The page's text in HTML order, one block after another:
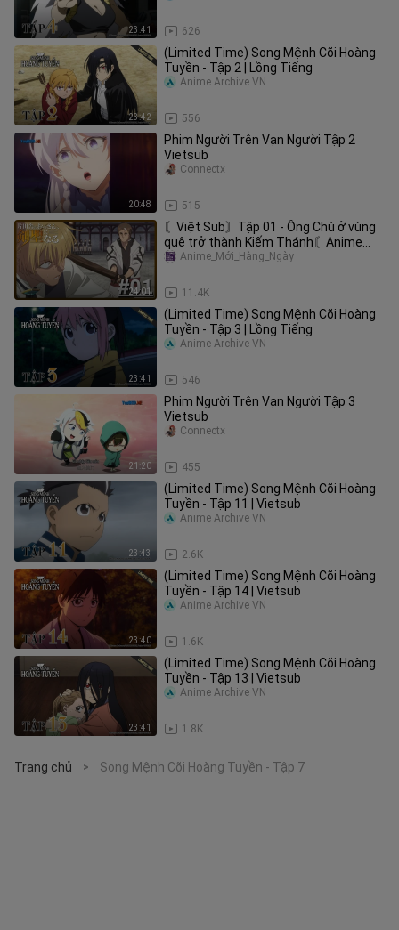
23:41 626
23:42
(Limited Time) Song Mệnh Cõi Hoàng
Tuyền - Tập 2 | Lồng Tiếng
556
Anime Archive VN
20:48
Phim Người Trên Vạn Người Tập 2
Vietsub
515
Connectx
24:01
〘Việt Sub〙Tập 01 - Ông Chú ở vùng
quê trở thành Kiếm Thánh〘Anime
Mới Hàng Ngày〙
11.4K
Anime_Mới_Hàng_Ngày
23:41
(Limited Time) Song Mệnh Cõi Hoàng
Tuyền - Tập 3 | Lồng Tiếng
546
Anime Archive VN
21:20
Phim Người Trên Vạn Người Tập 3
Vietsub
455
Connectx
23:43
(Limited Time) Song Mệnh Cõi Hoàng
Tuyền - Tập 11 | Vietsub
2.6K
Anime Archive VN
23:40
(Limited Time) Song Mệnh Cõi Hoàng
Tuyền - Tập 14 | Vietsub
1.6K
Anime Archive VN
23:41
(Limited Time) Song Mệnh Cõi Hoàng
Tuyền - Tập 13 | Vietsub
1.8K
Anime Archive VN
Trang chủ > Song Mệnh Cõi Hoàng Tuyền - Tập 7